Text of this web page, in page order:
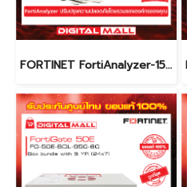
FORTINET FortiAnalyzer-150G FC-10-L150G-247-02-12 (Firewall) รับประกัน 1 ปี